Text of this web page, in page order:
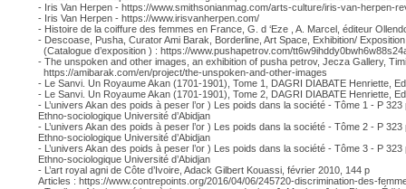
- Iris Van Herpen - https://www.smithsonianmag.com/arts-culture/iris-van-herpen-
- Iris Van Herpen - https://www.irisvanherpen.com/
- Histoire de la coiffure des femmes en France, G. d ‘Eze , A. Marcel, éditeur
- Descoase, Pusha, Curator Ami Barak, Borderline, Art Space, Exhibition/
(Catalogue d’exposition ) : https://www.pushapetrov.com/
- The unspoken and other images, an exhibition of pusha petrov, Jecza Gallery,
https://amibarak.com/en/project/the-unspoken-and-other-images
- Le Sanvi. Un Royaume Akan (1701-1901), Tome 1, DAGRI DIABATE Henriette,
- Le Sanvi. Un Royaume Akan (1701-1901), Tome 2, DAGRI DIABATE Henriette,
- L’univers Akan des poids à peser l’or ) Les poids dans la société - Tôme 1 - P
Ethno-sociologique Université d’Abidjan
- L’univers Akan des poids à peser l’or ) Les poids dans la société - Tôme 2 - P
Ethno-sociologique Université d’Abidjan
- L’univers Akan des poids à peser l’or ) Les poids dans la société - Tôme 3 - P
Ethno-sociologique Université d’Abidjan
- L’art royal agni de Côte d’Ivoire, Adack Gilbert Kouassi, février 2010, 144 p
Articles : https://www.contrepoints.org/2016/04/06/245720-discrimination-des-